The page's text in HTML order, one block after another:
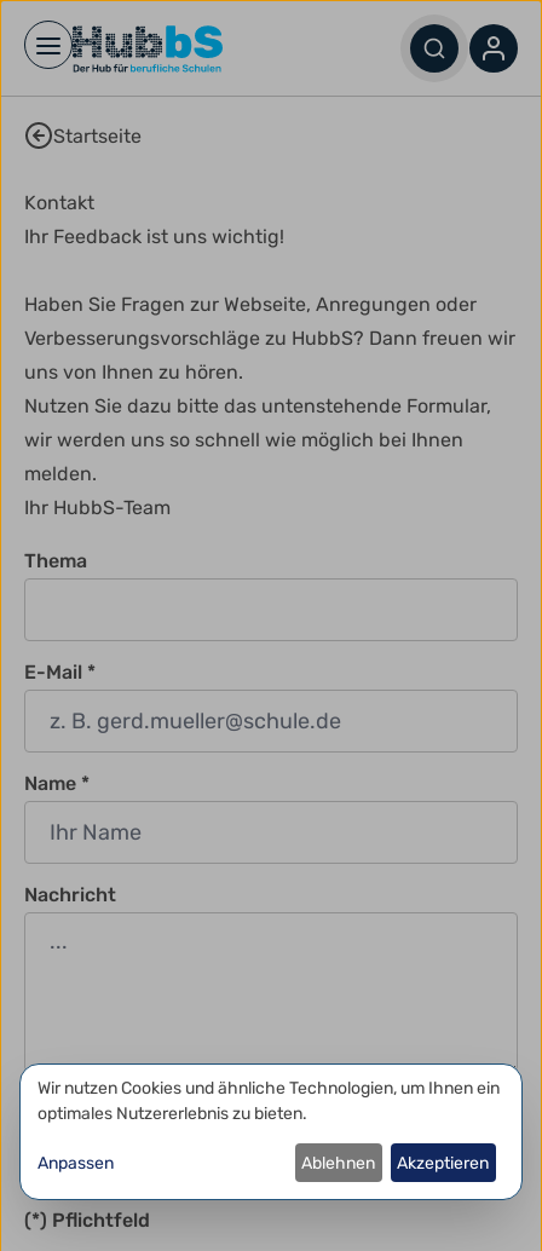
Open main menu
Startseite
Kontakt
Ihr Feedback ist uns wichtig!
Haben Sie Fragen zur Webseite, Anregungen oder
Verbesserungsvorschläge zu HubbS? Dann freuen wir
uns von Ihnen zu hören.
Nutzen Sie dazu bitte das untenstehende Formular,
wir werden uns so schnell wie möglich bei Ihnen
melden.
Ihr HubbS-Team
Thema
E-Mail
Name
Nachricht
Ich habe dieDatenschutzerklärung
willige in die darin beschriebene Verarbeitung
meiner Daten ein.*
(*) Pflichtfeld
Datenschutzeinstellungen
Wir nutzen Cookies und ähnliche Technologien, um Ihnen ein
optimales Nutzererlebnis zu bieten.
Anpassen Ablehnen Akzeptieren